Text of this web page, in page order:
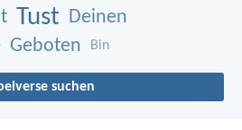
Tust Deinen
Geboten Bin
suchen